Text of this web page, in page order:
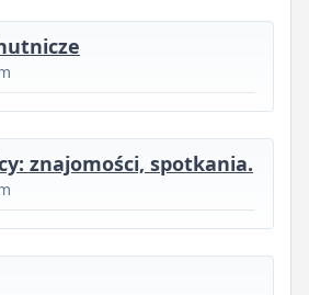
znajomości, spotkania.